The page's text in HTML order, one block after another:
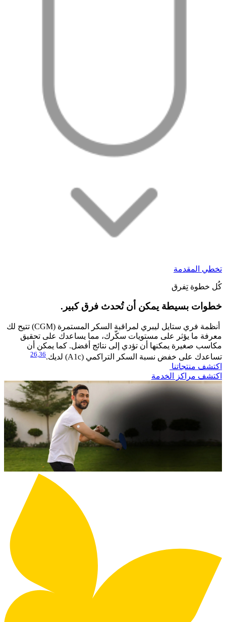
تخطي المقدمة
كُل خطوة تِفرق
خطوات بسيطة يمكن أن تُحدث فرق كبير.
​أنظمة فري ستايل ليبري لمراقبة السكر المستمرة (CGM) تتيح لك
معرفة ما يؤثر على مستويات سكّرك، مما يساعدك على تحقيق
مكاسب صغيرة يمكنها أن تؤدي إلى نتائج أفضل. كما يمكن أن
تساعدك على خفض نسبة السكر التراكمي (A1c) لديك.
26, 36
اكتشف منتجاتنا
اكتشف مراكز الخدمة